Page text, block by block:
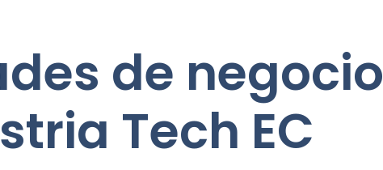
de negocio
Tech EC